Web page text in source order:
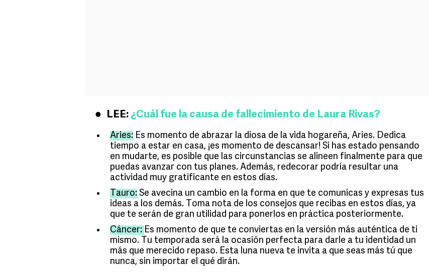
LEE: ¿Cuál fue la causa de fallecimiento de Laura Rivas?
Aries: Es momento de abrazar la diosa de la vida hogareña, Aries. Dedica
tiempo a estar en casa, ¡es momento de descansar! Si has estado pensando
en mudarte, es posible que las circunstancias se alineen finalmente para que
puedas avanzar con tus planes. Además, redecorar podría resultar una
actividad muy gratificante en estos días.
Tauro: Se avecina un cambio en la forma en que te comunicas y expresas tus
ideas a los demás. Toma nota de los consejos que recibas en estos días, ya
que te serán de gran utilidad para ponerlos en práctica posteriormente.
Cáncer: Es momento de que te conviertas en la versión más auténtica de ti
mismo. Tu temporada será la ocasión perfecta para darle a tu identidad un
más que merecido repaso. Esta luna nueva te invita a que seas más tú que
nunca, sin importar el qué dirán.